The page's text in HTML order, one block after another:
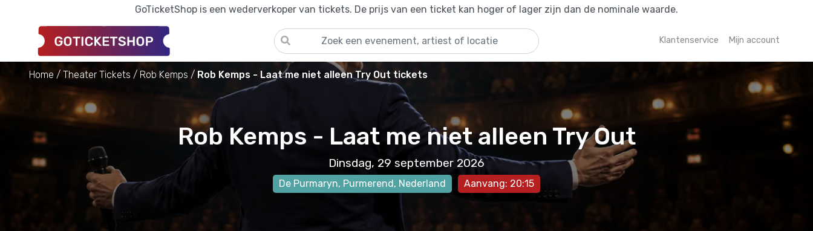
GoTicketShop is een wederverkoper van tickets. De prijs van een ticket kan hoger of lager zijn dan de nominale waarde.
Klantenservice Mijn account
Home Theater Tickets Rob Kemps Rob Kemps - Laat me niet alleen Try Out tickets
Rob Kemps - Laat me niet alleen Try Out
Dinsdag, 29 september 2026
De Purmaryn, Purmerend, Nederland Aanvang: 20:15